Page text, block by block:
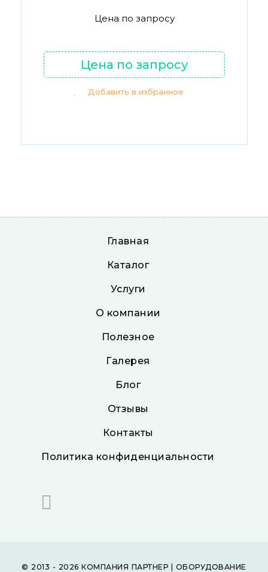
Цена по запросу
Цена по запросу
Добавить в избранное
Главная
Каталог
Услуги
О компании
Полезное
Галерея
Блог
Отзывы
Контакты
Политика конфиденциальности
© 2013 - 2026 КОМПАНИЯ ПАРТНЕР | ОБОРУДОВАНИЕ